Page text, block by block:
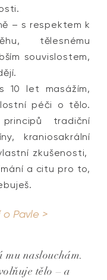
– s respektem k
tělesnému
souvislostem,
10 let masážím,
péči o tělo.
tradiční
kraniosakrální
zkušenosti,
a citu pro to,
Pavle >
mu naslouchám.
tělo – a